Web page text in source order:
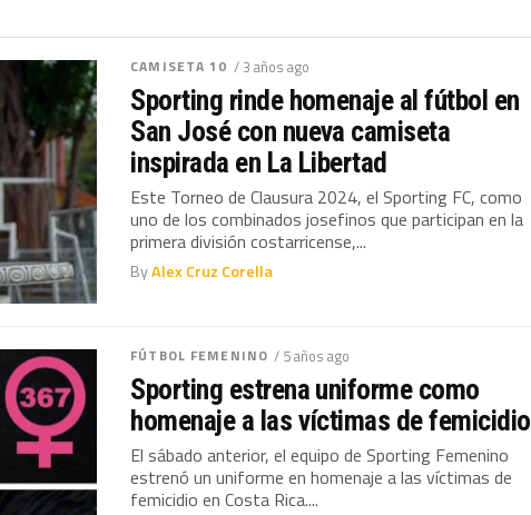
CAMISETA 10 / 3 años ago
Sporting rinde homenaje al fútbol en
San José con nueva camiseta
inspirada en La Libertad
Este Torneo de Clausura 2024, el Sporting FC, como
uno de los combinados josefinos que participan en la
primera división costarricense,...
ByAlex Cruz Corella
FÚTBOL FEMENINO / 5 años ago
Sporting estrena uniforme como
homenaje a las víctimas de femicidio
El sábado anterior, el equipo de Sporting Femenino
estrenó un uniforme en homenaje a las víctimas de
femicidio en Costa Rica....